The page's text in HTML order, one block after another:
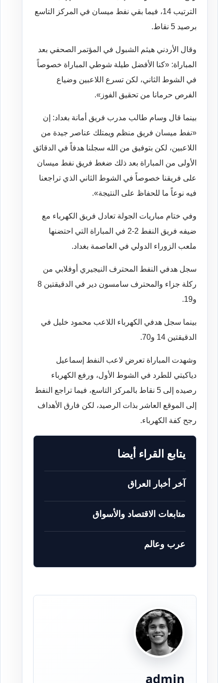
الترتيب 14، فيما بقي نفط ميسان في المركز التاسع
برصيد 5 نقاط.
وقال الأردني هيثم الشبول في المؤتمر الصحفي بعد
المباراة: «كنا الأفضل طيلة شوطي المباراة خصوصاً
في الشوط الثاني، لكن تسرع اللاعبين وضياع
الفرص حرمانا من تحقيق الفوز».
بينما قال وسام طالب مدرب فريق أمانة بغداد: إن
«نفط ميسان فريق منظم ويمتلك عناصر جيدة من
اللاعبين، لكن بتوفيق من الله سجلنا هدفاً في الدقائق
الأولى من المباراة بعد ذلك ضغط فريق نفط ميسان
على فريقنا خصوصاً في الشوط الثاني الذي تراجعنا
فيه نوعاً ما للحفاظ على النتيجة».
وفي ختام مباريات الجولة تعادل فريق الكهرباء مع
ضيفه فريق النفط 2-2 في المباراة التي احتضنها
ملعب الزوراء الدولي في العاصمة بغداد.
سجل هدفي النفط المحترف النيجيري أوفلابي من
ركلة جزاء والمحترف سامسون دير في الدقيقتين 8
و19.
بينما سجل هدفي الكهرباء اللاعب محمود خليل في
الدقيقتين 14 و70.
وشهدت المباراة تعرض لاعب النفط إسماعيل
دياكيتي للطرد في الشوط الأول، ورفع الكهرباء
رصيده إلى 5 نقاط بالمركز التاسع، فيما تراجع النفط
إلى الموقع العاشر بذات الرصيد، لكن فارق الأهداف
رجح كفة الكهرباء.
يتابع القراء أيضا
آخر أخبار العراق
متابعات الاقتصاد والأسواق
عرب وعالم
admin